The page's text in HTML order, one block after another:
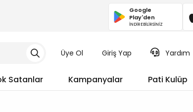
Google
Play'den
İNDİREBİLİRSİNİZ
Üye Ol Giriş Yap Yardım
Satanlar Kampanyalar Pati Kulüp